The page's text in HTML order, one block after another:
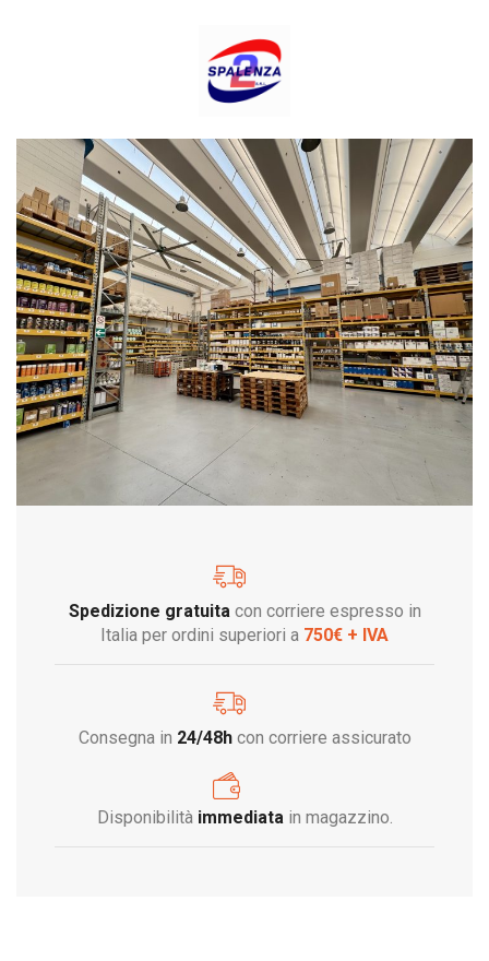
Spedizione gratuita con corriere espresso in
Italia per ordini superiori a 750€ + IVA
Consegna in 24/48hcon corriere assicurato
Disponibilità immediata in magazzino.